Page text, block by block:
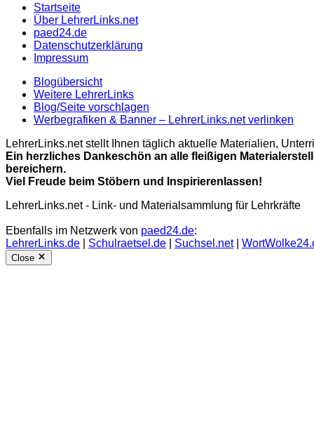
Startseite
Über LehrerLinks.net
paed24.de
Datenschutzerklärung
Impressum
Blogübersicht
Weitere LehrerLinks
Blog/Seite vorschlagen
Werbegrafiken & Banner – LehrerLinks.net verlinken
LehrerLinks.net stellt Ihnen täglich aktuelle Materialien,
Ein herzliches Dankeschön an alle fleißigen
bereichern.
Viel Freude beim Stöbern und Inspirierenlassen!
LehrerLinks.net - Link- und Materialsammlung für Lehrkräfte
Ebenfalls im Netzwerk von paed24.de:
LehrerLinks.de
Schulraetsel.de Suchsel.net|
Close